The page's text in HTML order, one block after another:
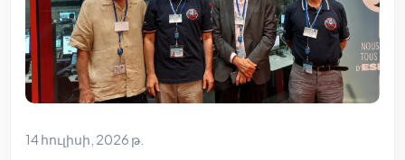
14 հուլիսի, 2026 թ.